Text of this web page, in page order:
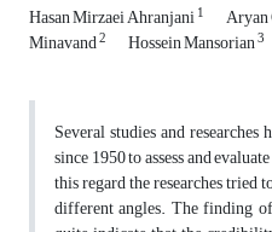
Hasan Mirzaei Ahranjani1
Minavand2 Hossein Mansorian3
Several studies and
since 1950 to assess and
this regard the researches tried
different angles. The finding